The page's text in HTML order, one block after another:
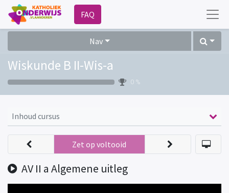
FAQ
Nav
Wiskunde B II-Wis-a
0 %
Inhoud cursus
AV II a Algemene uitleg
Zet op voltooid